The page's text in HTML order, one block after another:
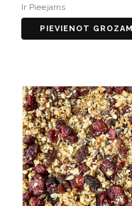
Ir Pieejams
PIEVIENOT GROZAM